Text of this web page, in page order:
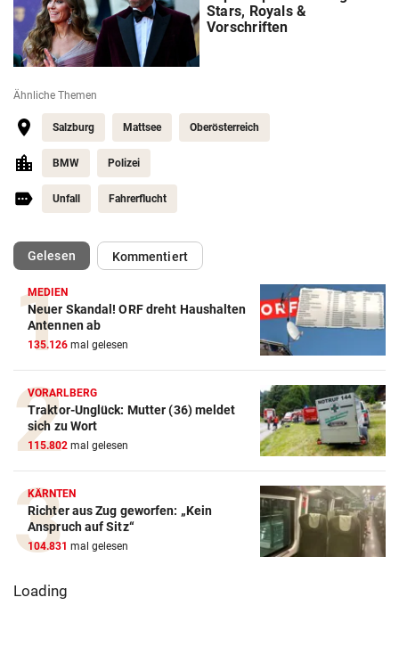
Stars, Royals &
Vorschriften
Ähnliche Themen
Salzburg Mattsee Oberösterreich
BMW Polizei
Unfall Fahrerflucht
Gelesen(ausgewählt)Kommentiert
MEDIEN
Neuer Skandal! ORF dreht Haushalten
Antennen ab
135.126 mal gelesen
VORARLBERG
Traktor-Unglück: Mutter (36) meldet
sich zu Wort
115.802 mal gelesen
KÄRNTEN
Richter aus Zug geworfen: „Kein
Anspruch auf Sitz“
104.831 mal gelesen
Loading